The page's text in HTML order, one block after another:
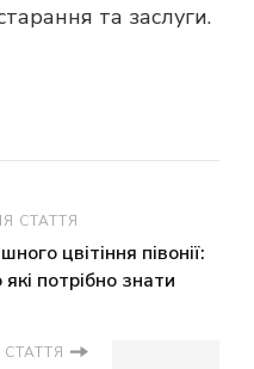
та заслуги.
СТАТТЯ
цвітіння півонії:
потрібно знати